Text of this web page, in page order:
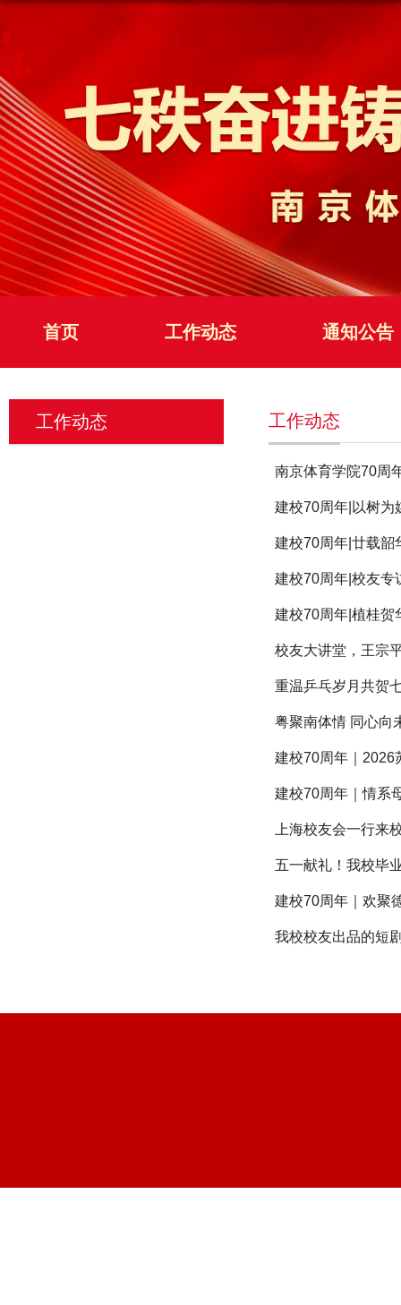
首页 工作动态 通知公告
工作动态 工作动态
南京体育学院70周
建校70周年|以树
建校70周年|廿载韶
建校70周年|校友专
建校70周年|植桂
校友大讲堂，王宗
重温乒乓岁月共贺
粤聚南体情 同心
建校70周年｜2026
建校70周年｜情系
上海校友会一行来
五一献礼！我校毕
建校70周年｜欢聚
我校校友出品的短